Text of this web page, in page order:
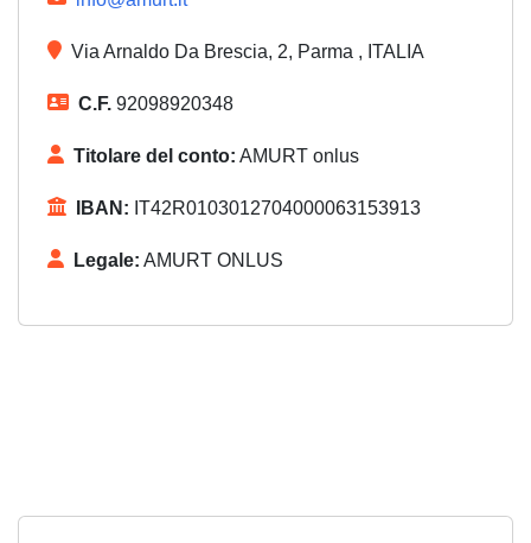
Via Arnaldo Da Brescia, 2, Parma , ITALIA
C.F. 92098920348
Titolare del conto: AMURT onlus
IBAN: IT42R0103012704000063153913
Legale: AMURT ONLUS